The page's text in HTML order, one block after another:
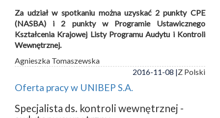
Za udział w spotkaniu można uzyskać 2 punkty CPE
(NASBA) i 2 punkty w Programie Ustawicznego
Kształcenia Krajowej Listy Programu Audytu i Kontroli
Wewnętrznej.
Agnieszka Tomaszewska
2016-11-08 |Z Polski
Oferta pracy w UNIBEP S.A.
Specjalista ds. kontroli wewnętrznej -